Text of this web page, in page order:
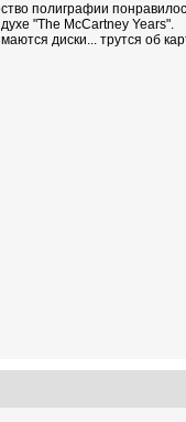
полиграфии
"The МсCartney Years".
диски... трутся об